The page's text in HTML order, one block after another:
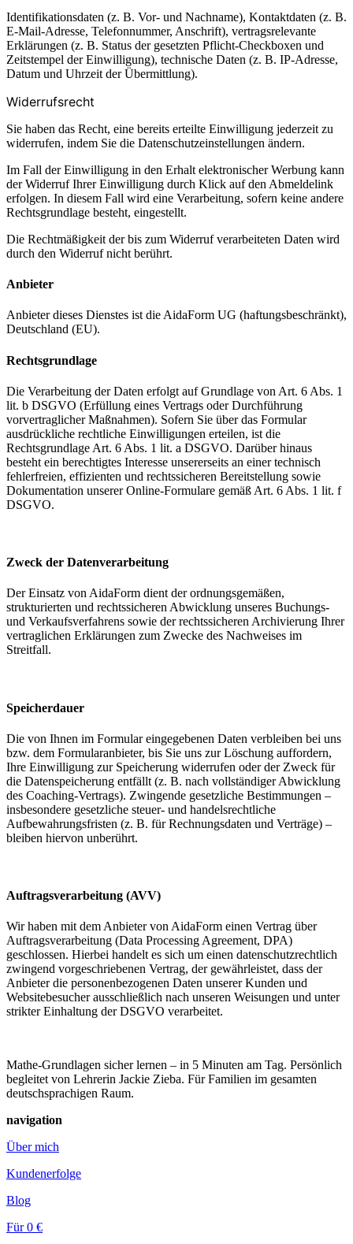
Identifikationsdaten (z. B. Vor- und Nachname), Kontaktdaten (z. B.
E-Mail-Adresse, Telefonnummer, Anschrift), vertragsrelevante
Erklärungen (z. B. Status der gesetzten Pflicht-Checkboxen und
Zeitstempel der Einwilligung), technische Daten (z. B. IP-Adresse,
Datum und Uhrzeit der Übermittlung).
Widerrufsrecht
Sie haben das Recht, eine bereits erteilte Einwilligung jederzeit zu
widerrufen, indem Sie die Datenschutzeinstellungen ändern.
Im Fall der Einwilligung in den Erhalt elektronischer Werbung kann
der Widerruf Ihrer Einwilligung durch Klick auf den Abmeldelink
erfolgen. In diesem Fall wird eine Verarbeitung, sofern keine andere
Rechtsgrundlage besteht, eingestellt.
Die Rechtmäßigkeit der bis zum Widerruf verarbeiteten Daten wird
durch den Widerruf nicht berührt.
Anbieter
Anbieter dieses Dienstes ist die AidaForm UG (haftungsbeschränkt),
Deutschland (EU).
Rechtsgrundlage
Die Verarbeitung der Daten erfolgt auf Grundlage von Art. 6 Abs. 1
lit. b DSGVO (Erfüllung eines Vertrags oder Durchführung
vorvertraglicher Maßnahmen). Sofern Sie über das Formular
ausdrückliche rechtliche Einwilligungen erteilen, ist die
Rechtsgrundlage Art. 6 Abs. 1 lit. a DSGVO. Darüber hinaus
besteht ein berechtigtes Interesse unsererseits an einer technisch
fehlerfreien, effizienten und rechtssicheren Bereitstellung sowie
Dokumentation unserer Online-Formulare gemäß Art. 6 Abs. 1 lit. f
DSGVO.
Zweck der Datenverarbeitung
Der Einsatz von AidaForm dient der ordnungsgemäßen,
strukturierten und rechtssicheren Abwicklung unseres Buchungs-
und Verkaufsverfahrens sowie der rechtssicheren Archivierung Ihrer
vertraglichen Erklärungen zum Zwecke des Nachweises im
Streitfall.
Speicherdauer
Die von Ihnen im Formular eingegebenen Daten verbleiben bei uns
bzw. dem Formularanbieter, bis Sie uns zur Löschung auffordern,
Ihre Einwilligung zur Speicherung widerrufen oder der Zweck für
die Datenspeicherung entfällt (z. B. nach vollständiger Abwicklung
des Coaching-Vertrags). Zwingende gesetzliche Bestimmungen –
insbesondere gesetzliche steuer- und handelsrechtliche
Aufbewahrungsfristen (z. B. für Rechnungsdaten und Verträge) –
bleiben hiervon unberührt.
Auftragsverarbeitung (AVV)
Wir haben mit dem Anbieter von AidaForm einen Vertrag über
Auftragsverarbeitung (Data Processing Agreement, DPA)
geschlossen. Hierbei handelt es sich um einen datenschutzrechtlich
zwingend vorgeschriebenen Vertrag, der gewährleistet, dass der
Anbieter die personenbezogenen Daten unserer Kunden und
Websitebesucher ausschließlich nach unseren Weisungen und unter
strikter Einhaltung der DSGVO verarbeitet.
Mathe-Grundlagen sicher lernen – in 5 Minuten am Tag. Persönlich
begleitet von Lehrerin Jackie Zieba. Für Familien im gesamten
deutschsprachigen Raum.
navigation
Über mich
Kundenerfolge
Blog
Für 0 €